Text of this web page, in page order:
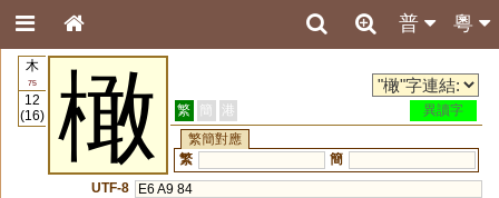
粵
普
木
75
12
(16)
橄 繁 簡 港
異讀字
繁簡對應
繁
簡
UTF-8
E6 A9 84